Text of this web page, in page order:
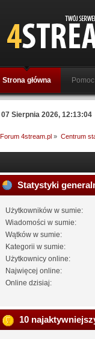
Strona główna Pomoc
07 Sierpnia 2026, 12:13:04
Forum 4stream.pl » Centrum
Statystyki
Użytkowników w sumie:
Wiadomości w sumie:
Wątków w sumie:
Kategorii w sumie:
Użytkownicy online:
Najwięcej online:
Online dzisiaj:
10